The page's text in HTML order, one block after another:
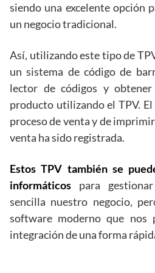
siendo una excelente opción
un negocio tradicional.
Así, utilizando este tipo de
un sistema de código de
lector de códigos y
producto utilizando el TPV. El
proceso de venta y de
venta ha sido registrada.
Estos TPV también se
informáticos para
sencilla nuestro negocio,
software moderno que nos
integración de una forma